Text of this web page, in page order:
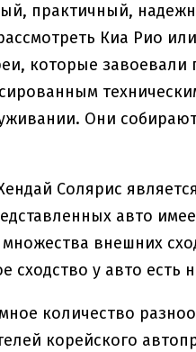
практичный,
Киа Рио
которые завоевали
Они
Солярис
авто
внешних
сходство у авто есть
количество
корейского